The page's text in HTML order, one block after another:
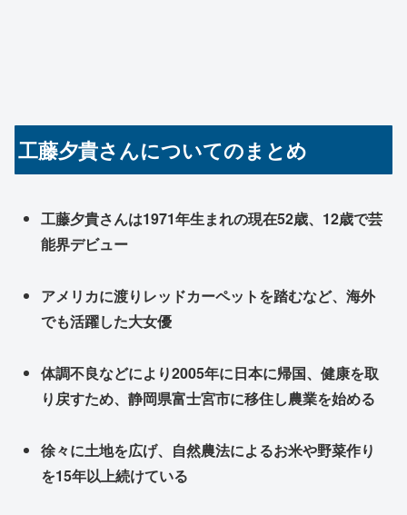
工藤夕貴さんについてのまとめ
工藤夕貴さんは1971年生まれの現在52歳、12歳で芸
能界デビュー
アメリカに渡りレッドカーペットを踏むなど、海外
でも活躍した大女優
体調不良などにより2005年に日本に帰国、健康を取
り戻すため、静岡県富士宮市に移住し農業を始める
徐々に土地を広げ、自然農法によるお米や野菜作り
を15年以上続けている